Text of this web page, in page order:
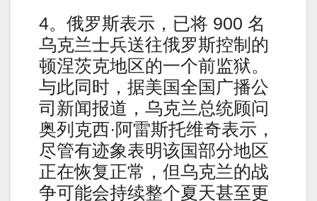
4。俄罗斯表示，已将 900 名
乌克兰士兵送往俄罗斯控制的
顿涅茨克地区的一个前监狱。
与此同时，据美国全国广播公
司新闻报道，乌克兰总统顾问
奥列克西·阿雷斯托维奇表示，
尽管有迹象表明该国部分地区
正在恢复正常，但乌克兰的战
争可能会持续整个夏天甚至更